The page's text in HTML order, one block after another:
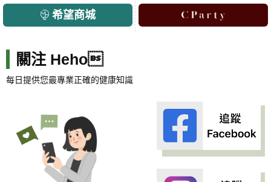
希望商城
關注 Heho
每日提供您最專業正確的健康知識